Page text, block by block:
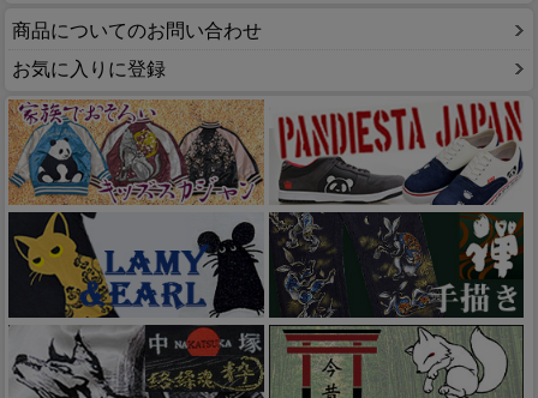
商品についてのお問い合わせ
お気に入りに登録